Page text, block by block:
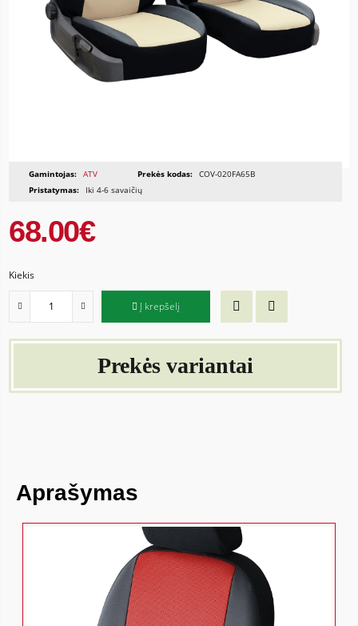
Gamintojas: ATV Prekės kodas: COV-020FA65B
Pristatymas:
Iki 4-6 savaičių
68.00€
Kiekis
Į krepšelį
Prekės variantai
Aprašymas